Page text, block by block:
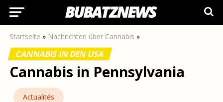
Startseite » Nachrichten über Cannabis »
CANNABIS IN DEN USA
Cannabis in Pennsylvania
Actualités